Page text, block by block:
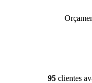
95clientes